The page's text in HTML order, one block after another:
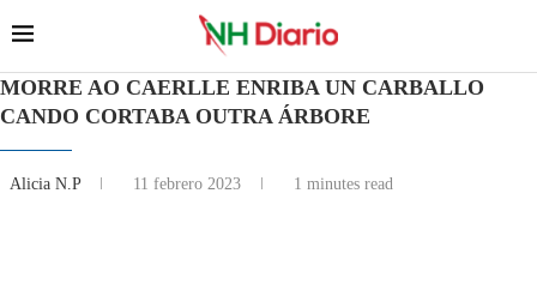
MORRE AO CAERLLE ENRIBA UN CARBALLO
CANDO CORTABA OUTRA ÁRBORE
Alicia N.P 11 febrero 2023 1 minutes read